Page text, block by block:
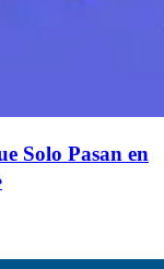
Solo Pasan en